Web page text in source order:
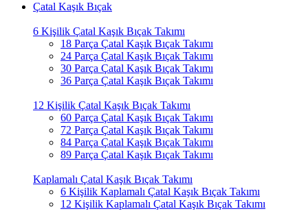
Çatal Kaşık Bıçak
6 Kişilik Çatal Kaşık Bıçak Takımı
18 Parça Çatal Kaşık Bıçak Takımı
24 Parça Çatal Kaşık Bıçak Takımı
30 Parça Çatal Kaşık Bıçak Takımı
36 Parça Çatal Kaşık Bıçak Takımı
12 Kişilik Çatal Kaşık Bıçak Takımı
60 Parça Çatal Kaşık Bıçak Takımı
72 Parça Çatal Kaşık Bıçak Takımı
84 Parça Çatal Kaşık Bıçak Takımı
89 Parça Çatal Kaşık Bıçak Takımı
Kaplamalı Çatal Kaşık Bıçak Takımı
6 Kişilik Kaplamalı Çatal Kaşık Bıçak Takımı
12 Kişilik Kaplamalı Çatal Kaşık Bıçak Takımı